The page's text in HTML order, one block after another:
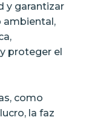
y garantizar
ambiental,
proteger el
como
la faz